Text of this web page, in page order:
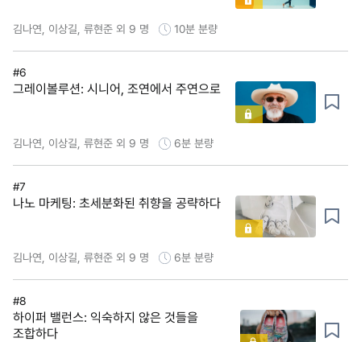
김나연, 이상길, 류현준 외 9 명 10분 분량
#6
그레이볼루션: 시니어, 조연에서 주연으로
김나연, 이상길, 류현준 외 9 명 6분 분량
#7
나노 마케팅: 초세분화된 취향을 공략하다
김나연, 이상길, 류현준 외 9 명 6분 분량
#8
하이퍼 밸런스: 익숙하지 않은 것들을
조합하다